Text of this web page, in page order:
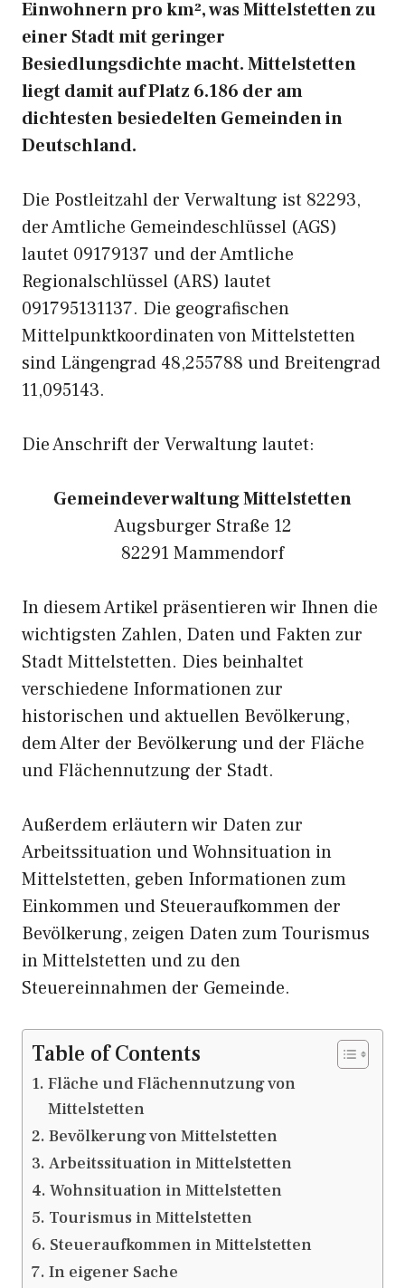
Einwohnern pro km², was Mittelstetten zu
einer Stadt mit geringer
Besiedlungsdichte macht. Mittelstetten
liegt damit auf Platz 6.186 der am
dichtesten besiedelten Gemeinden in
Deutschland.
Die Postleitzahl der Verwaltung ist 82293,
der Amtliche Gemeindeschlüssel (AGS)
lautet 09179137 und der Amtliche
Regionalschlüssel (ARS) lautet
091795131137. Die geografischen
Mittelpunktkoordinaten von Mittelstetten
sind Längengrad 48,255788 und Breitengrad
11,095143.
Die Anschrift der Verwaltung lautet:
Gemeindeverwaltung Mittelstetten
Augsburger Straße 12
82291 Mammendorf
In diesem Artikel präsentieren wir Ihnen die
wichtigsten Zahlen, Daten und Fakten zur
Stadt Mittelstetten. Dies beinhaltet
verschiedene Informationen zur
historischen und aktuellen Bevölkerung,
dem Alter der Bevölkerung und der Fläche
und Flächennutzung der Stadt.
Außerdem erläutern wir Daten zur
Arbeitssituation und Wohnsituation in
Mittelstetten, geben Informationen zum
Einkommen und Steueraufkommen der
Bevölkerung, zeigen Daten zum Tourismus
in Mittelstetten und zu den
Steuereinnahmen der Gemeinde.
Table of Contents
Fläche und Flächennutzung von
Mittelstetten
Bevölkerung von Mittelstetten
Arbeitssituation in Mittelstetten
Wohnsituation in Mittelstetten
Tourismus in Mittelstetten
Steueraufkommen in Mittelstetten
In eigener Sache